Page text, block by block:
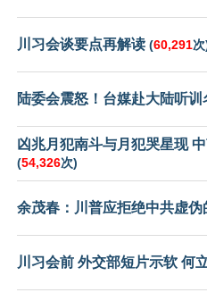
川习会谈要点再解读 (60,291次
陆委会震怒！台媒赴大陆听训
凶兆月犯南斗与月犯哭星现
(54,326次)
余茂春：川普应拒绝中共虚伪
川习会前 外交部短片示软 何